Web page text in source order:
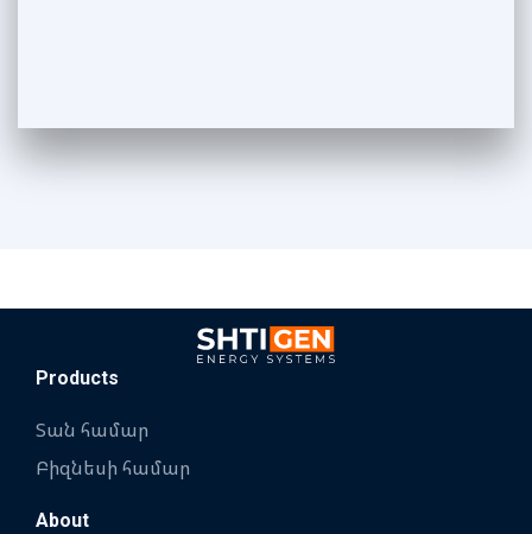
Products
Տան համար
Բիզնեսի համար
About